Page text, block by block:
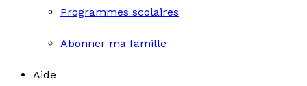
Programmes scolaires
Abonner ma famille
Aide